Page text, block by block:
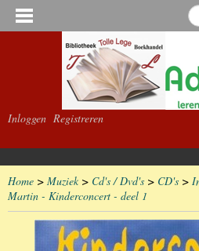
Inloggen Registreren
Home > Muziek> Cd's / Dvd's > CD's >
Martin - Kinderconcert - deel 1